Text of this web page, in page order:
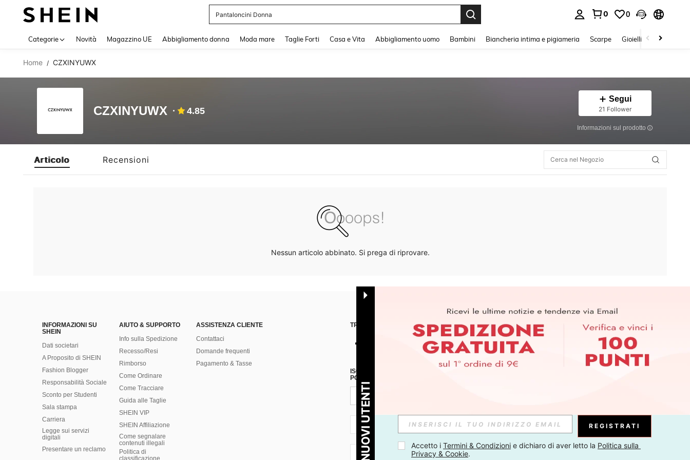
Pantaloncini Donna
0 0
Categorie Novità Magazzino UE Abbigliamento donna Moda mare Taglie Forti Casa e Vita Abbigliamento uomo Bambini Biancheria intima e pigiameria Scarpe Gioielli E Accessori
Home / CZXINYUWX
CZXINYUWX 4.85
Segui
21 Follower
Informazioni sul prodotto
Articolo Recensioni
Nessun articolo abbinato. Si prega di riprovare.
INFORMAZIONI SU
SHEIN
Dati societari
A Proposito di SHEIN
Fashion Blogger
Responsabilità Sociale
Sconto per Studenti
Sala stampa
Carriera
Legge sui servizi
digitali
Presentare un reclamo
AIUTO & SUPPORTO
Info sulla Spedizione
Recesso/Resi
Rimborso
Come Ordinare
Come Tracciare
Guida alle Taglie
SHEIN VIP
SHEIN Affiliazione
Come segnalare
contenuti illegali
Politica di
classificazione
ASSISTENZA CLIENTE
Contattaci
Domande frequenti
Pagamento & Tasse
TROVACI SU APP
ISCRIVITI ALLA NOSTRA NEWSLETTER PER SCOPRIRE LE ULTIME TENDENZE IN ANTEPRIMA! (È
POSSIBILE ANNULLARE LA SOTTOSCRIZIONE IN QUALSIASI MOMENTO).
IT + 39 Abbonati
IT + 39
PER I NUOVI UTENTI REGISTRATI
Accetto i Termini & Condizioni e dichiaro di aver letto la Politica sulla
Privacy & Cookie.